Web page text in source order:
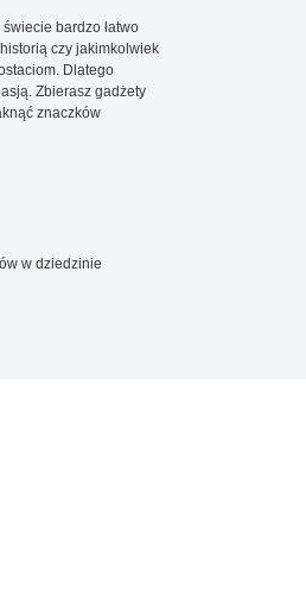
bardzo łatwo
czy jakimkolwiek
Dlatego
Zbierasz gadżety
znaczków
w dziedzinie